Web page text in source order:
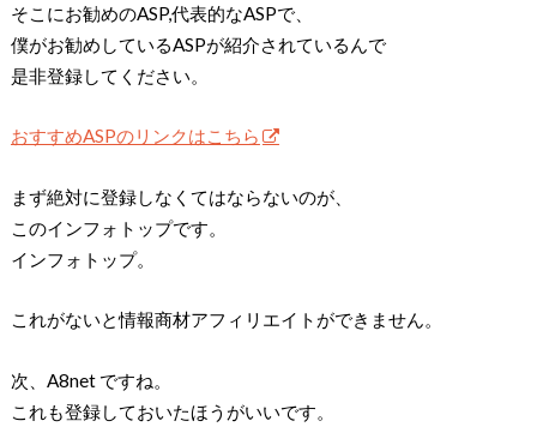
そこにお勧めのASP,代表的なASPで、
僕がお勧めしているASPが紹介されているんで
是非登録してください。
おすすめASPのリンクはこちら
まず絶対に登録しなくてはならないのが、
このインフォトップです。
インフォトップ。
これがないと情報商材アフィリエイトができません。
次、A8net ですね。
これも登録しておいたほうがいいです。